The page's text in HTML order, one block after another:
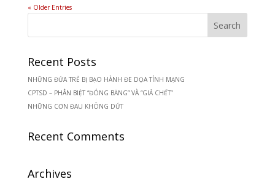
« Older Entries
Recent Posts
NHỮNG ĐỨA TRẺ BỊ BẠO HÀNH ĐE DỌA TÍNH MẠNG
CPTSD – PHÂN BIỆT “ĐÓNG BĂNG” VÀ “GIẢ CHẾT”
NHỮNG CƠN ĐAU KHÔNG DỨT
Recent Comments
Archives